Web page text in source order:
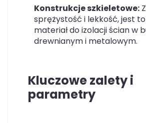
Konstrukcje szkieletowe:
sprężystość i lekkość, jest
materiał do izolacji ścian w
drewnianym i metalowym.
Kluczowe zalety i
parametry